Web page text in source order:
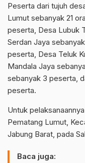
Peserta dari tujuh
Lumut sebanyak 21
peserta, Desa Lubuk
Serdan Jaya
peserta, Desa Teluk
Mandala Jaya
sebanyak 3 peserta,
peserta.
Untuk
Pematang Lumut,
Jabung Barat, pada
Baca juga: